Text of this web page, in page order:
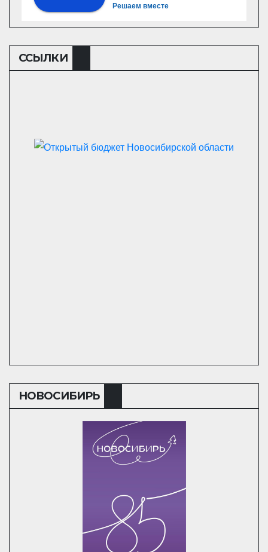
Решаем вместе
ССЫЛКИ
НОВОСИБИРЬ